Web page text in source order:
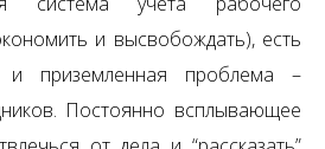
и высвобождать), есть
и приземленная проблема –
Постоянно всплывающее